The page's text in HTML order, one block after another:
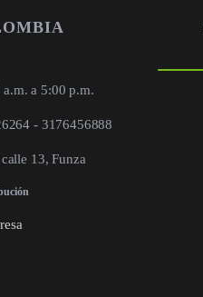
a 5:00 p.m.
- 3176456888
13, Funza